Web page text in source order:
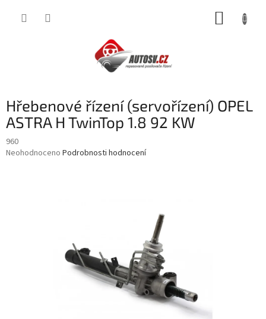
Hřebenové řízení (servořízení) OPEL
ASTRA H TwinTop 1.8 92 KW
960
Průměrné
Neohodnoceno Podrobnosti hodnocení